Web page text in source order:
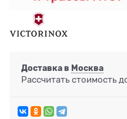
Доставка в Москва
Рассчитать стоимость